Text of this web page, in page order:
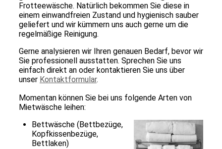
Frotteewäsche. Natürlich bekommen Sie diese in
einem einwandfreien Zustand und hygienisch sauber
geliefert und wir kümmern uns auch gerne um die
regelmäßige Reinigung.
Gerne analysieren wir Ihren genauen Bedarf, bevor wir
Sie professionell ausstatten. Sprechen Sie uns
einfach direkt an oder kontaktieren Sie uns über
unser Kontaktformular.
Momentan können Sie bei uns folgende Arten von
Mietwäsche leihen:
Bettwäsche (Bettbezüge,
Kopfkissenbezüge,
Bettlaken)